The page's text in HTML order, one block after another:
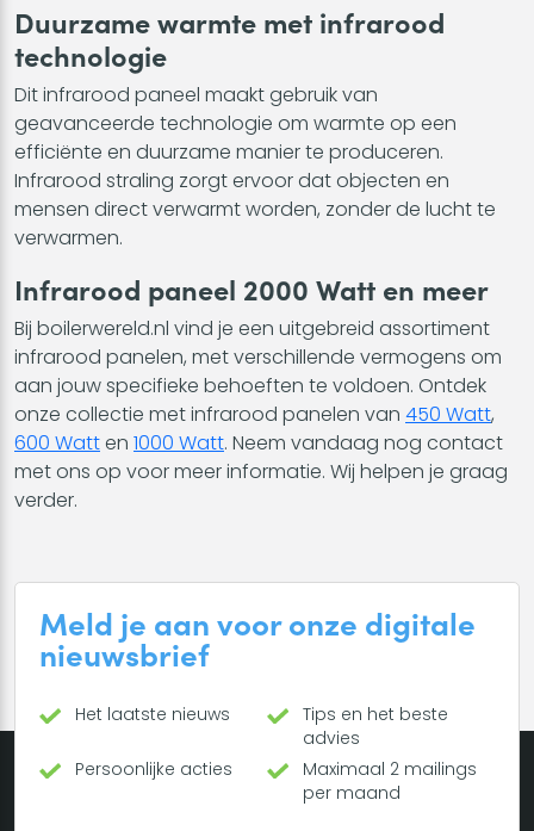
Duurzame warmte met infrarood
technologie
Dit infrarood paneel maakt gebruik van
geavanceerde technologie om warmte op een
efficiënte en duurzame manier te produceren.
Infrarood straling zorgt ervoor dat objecten en
mensen direct verwarmt worden, zonder de lucht te
verwarmen.
Infrarood paneel 2000 Watt en meer
Bij boilerwereld.nl vind je een uitgebreid assortiment
infrarood panelen, met verschillende vermogens om
aan jouw specifieke behoeften te voldoen. Ontdek
onze collectie met infrarood panelen van 450 Watt,
600 Watten 1000 Watt. Neem vandaag nog contact
met ons op voor meer informatie. Wij helpen je graag
verder.
Meld je aan voor onze digitale
nieuwsbrief
Het laatste nieuws
Tips en het beste
advies
Persoonlijke acties
Maximaal 2 mailings
per maand